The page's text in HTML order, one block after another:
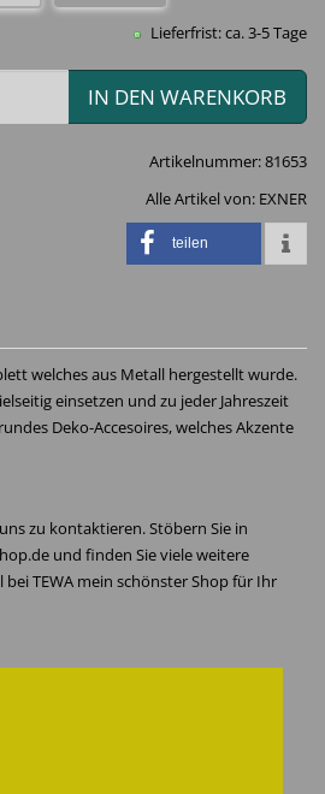
Lieferfrist: ca. 3-5 Tage
IN DEN WARENKORB
Artikelnummer:81653
Alle Artikel von: EXNER
teilen
welches aus Metall hergestellt wurde.
einsetzen und zu jeder Jahreszeit
Deko-Accesoires, welches Akzente
zu kontaktieren. Stöbern Sie in
und finden Sie viele weitere
TEWA mein schönster Shop für Ihr